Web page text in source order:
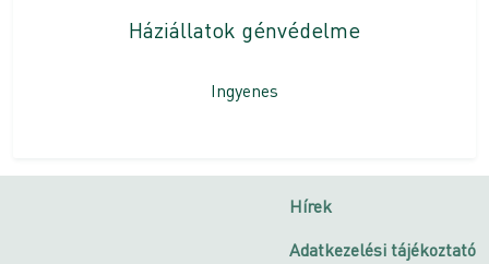
Háziállatok génvédelme
Ingyenes
Hírek
Adatkezelési tájékoztató